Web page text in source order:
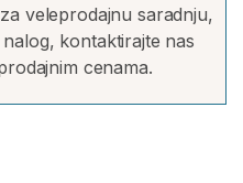
veleprodajnu saradnju,
kontaktirajte nas
cenama.